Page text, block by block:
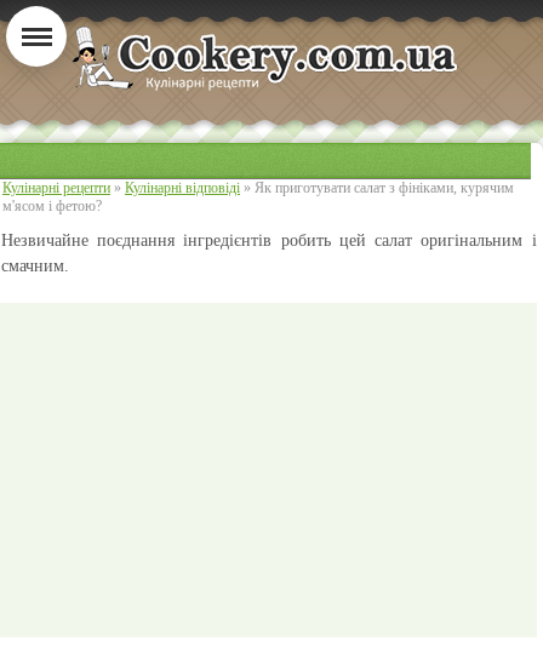
Кулінарні рецепти » Кулінарні відповіді » Як приготувати салат з фініками, курячим
м'ясом і фетою?
Незвичайне поєднання інгредієнтів робить цей салат оригінальним і
смачним.